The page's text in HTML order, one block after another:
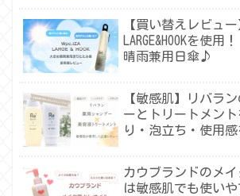
【買い替えレビュ
LARGE&HOOKを使
晴雨兼用日傘♪
【敏感肌】リバラ
ーとトリートメン
り・泡立ち・使用感
カウブランドのメ
は敏感肌でも使い